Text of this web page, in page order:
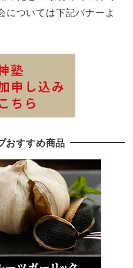
については下記バナーよ
おすすめ商品